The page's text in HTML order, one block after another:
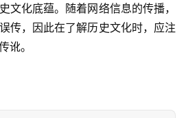
文化底蕴。随着网络信息的传播，
传，因此在了解历史文化时，应注
讹。